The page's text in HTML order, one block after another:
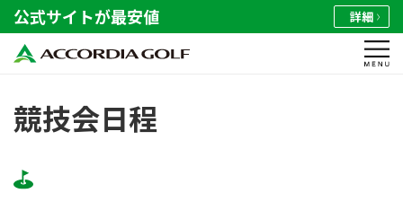
公式サイトが最安値 詳細
競技会日程